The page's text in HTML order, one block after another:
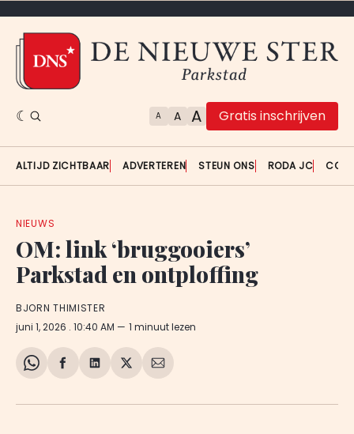
A A A Gratis inschrijven
ALTIJD ZICHTBAAR ADVERTEREN STEUN ONS RODA JC
NIEUWS
OM: link ‘bruggooiers’
Parkstad en ontploffing
BJORN THIMISTER
juni 1, 2026 . 10:40 AM 1 minuut lezen
Share
WhatsApp
Delen
Facebook
Delen
LinkedIn
Share
X
Deel
E-